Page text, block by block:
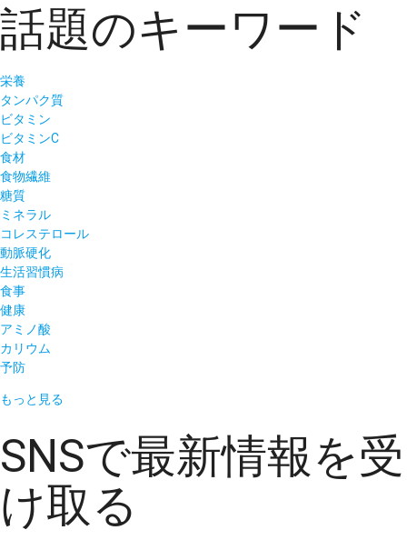
話題のキーワード
栄養
タンパク質
ビタミン
ビタミンC
食材
食物繊維
糖質
ミネラル
コレステロール
動脈硬化
生活習慣病
食事
健康
アミノ酸
カリウム
予防
もっと見る
SNSで最新情報を受
け取る